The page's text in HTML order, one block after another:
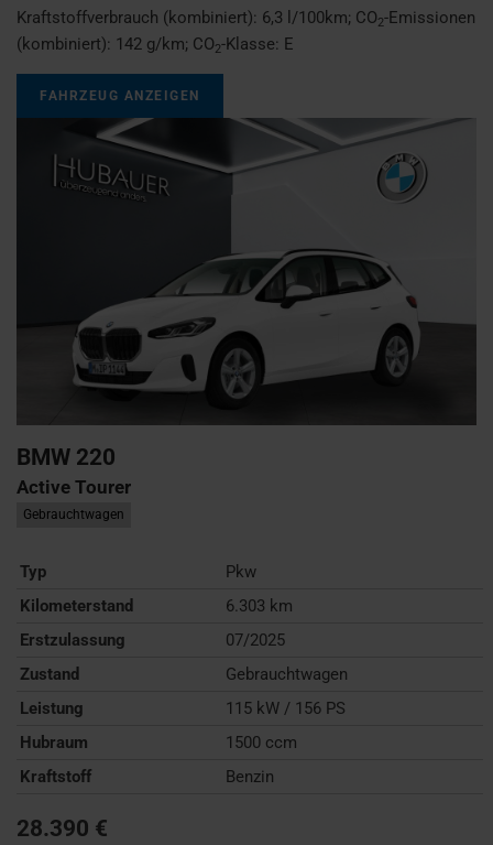
Kraftstoffverbrauch (kombiniert): 6,3 l/100km; CO2-Emissionen
(kombiniert): 142 g/km; CO2-Klasse: E
FAHRZEUG ANZEIGEN
BMW 220
Active Tourer
Gebrauchtwagen
Typ
Pkw
Kilometerstand
6.303 km
Erstzulassung
07/2025
Zustand
Gebrauchtwagen
Leistung
115 kW / 156 PS
Hubraum
1500 ccm
Kraftstoff
Benzin
28.390 €